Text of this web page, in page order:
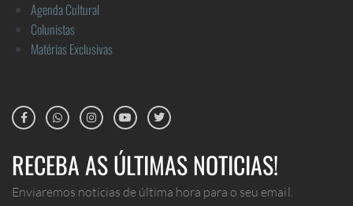
Agenda Cultural
Colunistas
Matérias Exclusivas
RECEBA AS ÚLTIMAS NOTICIAS!
Enviaremos noticias de última hora para o seu email.